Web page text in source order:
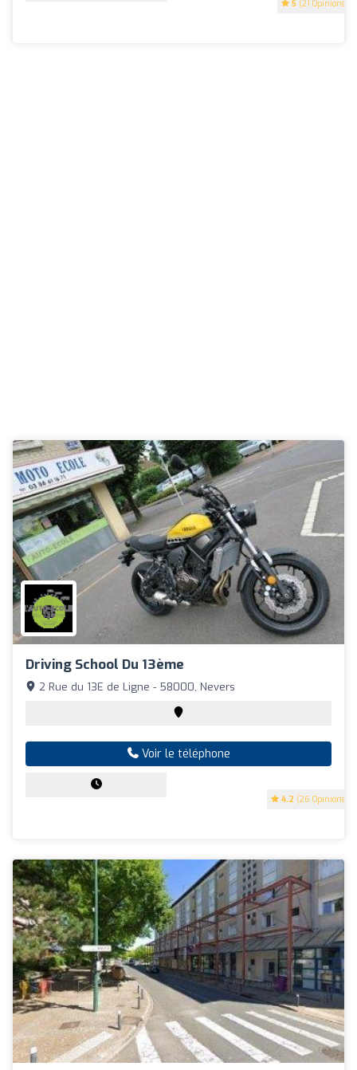
5 (21 Opinions)
Driving School Du 13ème
4.2 (26 Opinions)
2 Rue du 13E de Ligne - 58000, Nevers
Voir le téléphone